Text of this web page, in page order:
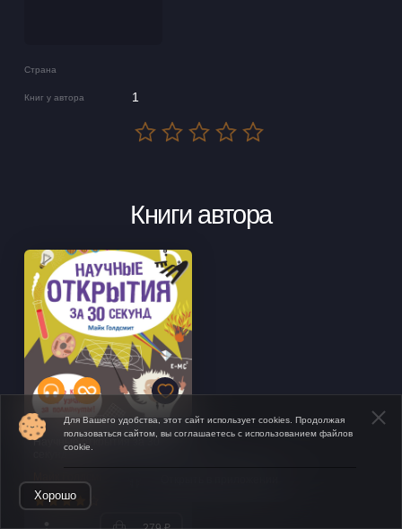
Страна
Книг у автора 1
Книги автора
Научные открытия за 30
секунд
Для Вашего удобства, этот сайт использует cookies. Продолжая
пользоваться сайтом, вы соглашаетесь с использованием файлов
cookie.
Хорошо